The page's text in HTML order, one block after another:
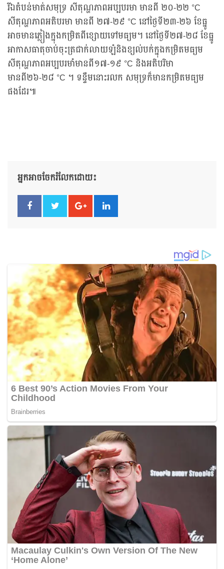
រីឯតំបន់មាត់សមុទ្រ សីតុណ្ហភាពអប្បបរមា មានពី ២០-២២ °C
សីតុណ្ហភាពអតិបរមា មានពី ២៧-២៩ °C នៅថ្ងៃទី២៣-២៦ ខែធ្នូ
អាចមានភ្លៀងក្នុងកម្រិតពីខ្សោយទៅមធ្យម។ នៅថ្ងៃទី២៧-២៨ ខែធ្នូ
អាកាសធាតុចាប់ចុះត្រជាក់លាយឡំនិងខ្យល់បក់ក្នុងកម្រិតមធ្យម
សីតុណ្ហភាពអប្បបរមាំមានពី១៧-១៩ °C និងអតិបរិមា
មានពី២៦-២៨ °C ។ ទន្ទឹមនោះរលក សមុទ្រក៏មានកម្រិតមធ្យម
ផងដែរ៕
អ្នកអាចចែករំលែកដោយ៖